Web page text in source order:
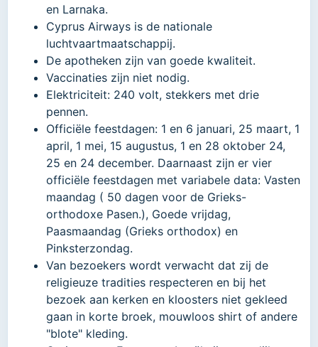
en Larnaka.
Cyprus Airways is de nationale
luchtvaartmaatschappij.
De apotheken zijn van goede kwaliteit.
Vaccinaties zijn niet nodig.
Elektriciteit: 240 volt, stekkers met drie
pennen.
Officiële feestdagen: 1 en 6 januari, 25 maart, 1
april, 1 mei, 15 augustus, 1 en 28 oktober 24,
25 en 24 december. Daarnaast zijn er vier
officiële feestdagen met variabele data: Vasten
maandag ( 50 dagen voor de Grieks-
orthodoxe Pasen.), Goede vrijdag,
Paasmaandag (Grieks orthodox) en
Pinksterzondag.
Van bezoekers wordt verwacht dat zij de
religieuze tradities respecteren en bij het
bezoek aan kerken en kloosters niet gekleed
gaan in korte broek, mouwloos shirt of andere
"blote" kleding.